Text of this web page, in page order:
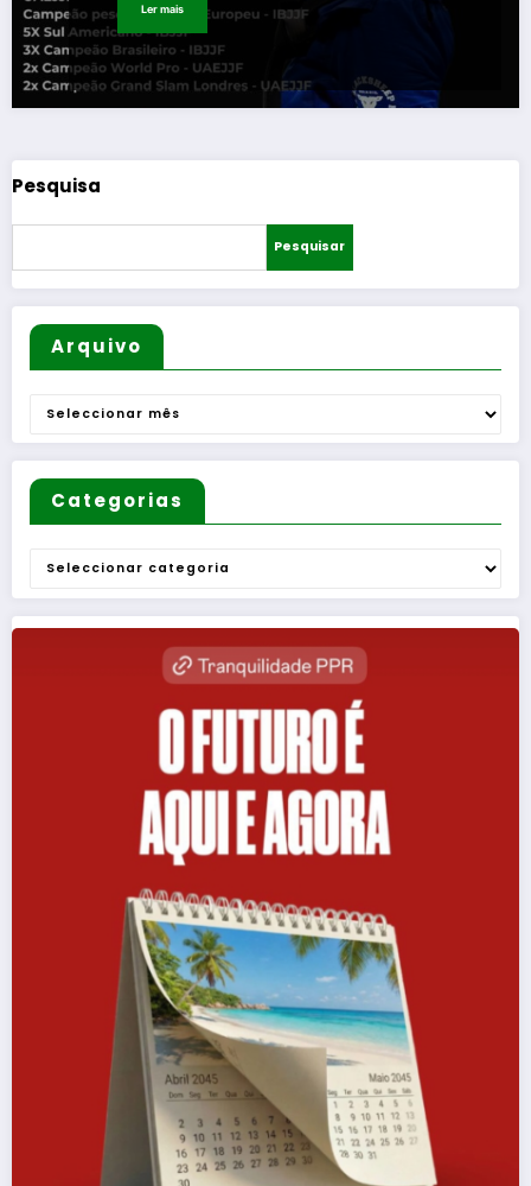
Ler mais
Pesquisa
Pesquisar
Arquivo
Arquivo
Categorias
Categorias